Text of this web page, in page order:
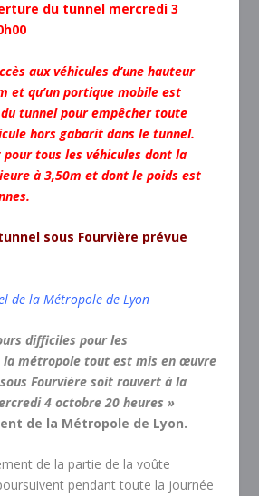
du tunnel mercredi 3
aux véhicules d’une hauteur
et qu’un portique mobile est
tunnel pour empêcher toute
hors gabarit dans le tunnel.
tous les véhicules dont la
à 3,50m et dont le poids est
sous Fourvière prévue
de la Métropole de Lyon
difficiles pour les
métropole tout est mis en œuvre
Fourvière soit rouvert à la
4 octobre 20 heures »
de la Métropole de Lyon.
de la partie de la voûte
pendant toute la journée